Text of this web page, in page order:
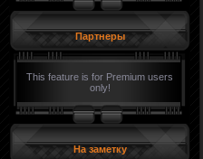
Партнеры
This feature is for Premium users
only!
На заметку